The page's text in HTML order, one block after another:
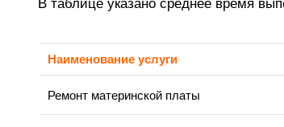
В таблице указано среднее время
Наименование услуги
Ремонт материнской платы